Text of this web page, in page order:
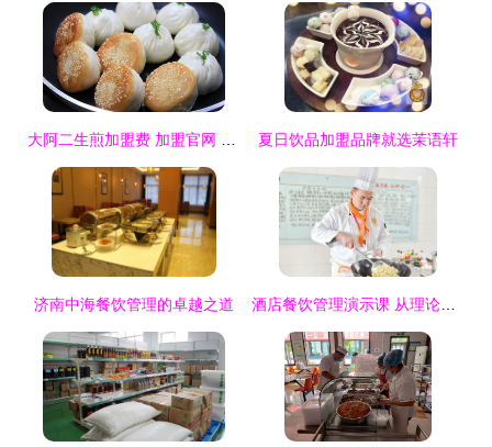
大阿二生煎加盟费 加盟官网 条件流程 政策支持 f600品牌加盟网 夏日饮品加盟品牌就选茉语轩
济南中海餐饮管理的卓越之道 酒店餐饮管理演示课 从理论到实践的桥梁